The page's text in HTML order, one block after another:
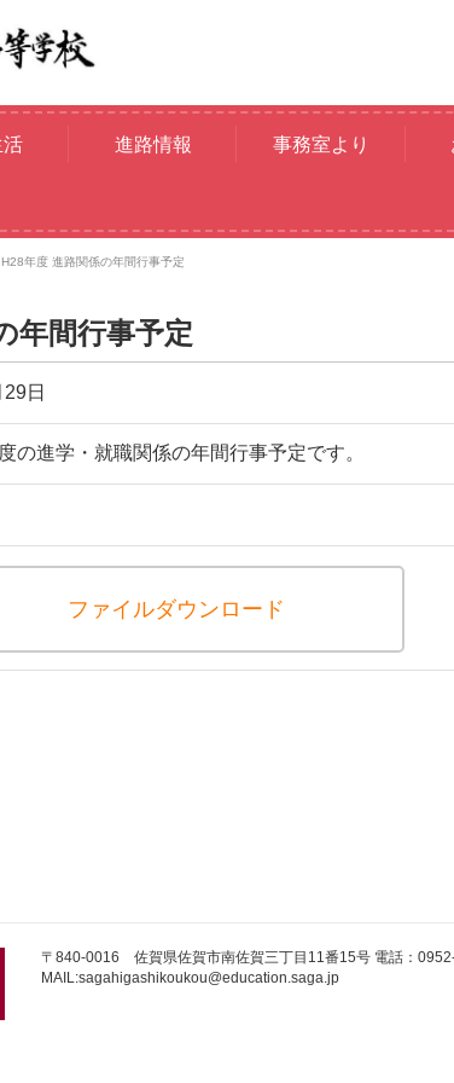
活 進路情報 事務室より
H28年度 進路関係の年間行事予定
年間行事予定
日
の進学・就職関係の年間行事予定です。
ファイルダウンロード
〒840-0016 佐賀県佐賀市南佐賀三丁目11番15号 電話：
MAIL:sagahigashikoukou@education.saga.jp